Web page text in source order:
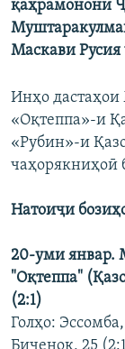
қаҳрамонони
Маскави Русия
Инҳо
«Оқтеппа»-и
«Рубин»-и
чаҳорякниҳоӣ
Натоиҷи
20-уми январ.
"Оқтеппа"
(2:1)
Голҳо: